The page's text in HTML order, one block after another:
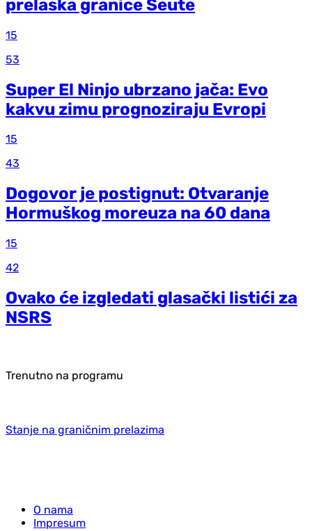
prelaska granice Seute
15
53
Super El Ninjo ubrzano jača: Evo
kakvu zimu prognoziraju Evropi
15
43
Dogovor je postignut: Otvaranje
Hormuškog moreuza na 60 dana
15
42
Ovako će izgledati glasački listići za
NSRS
Trenutno na programu
Stanje na graničnim prelazima
O nama
Impresum